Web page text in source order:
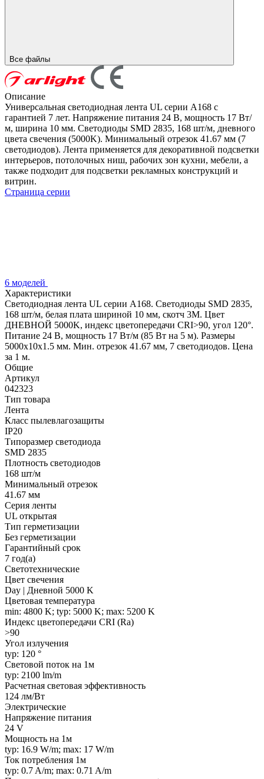
Все файлы
Описание
Универсальная светодиодная лента UL серии A168 с
гарантией 7 лет. Напряжение питания 24 В, мощность 17 Вт/
м, ширина 10 мм. Светодиоды SMD 2835, 168 шт/м, дневного
цвета свечения (5000K). Минимальный отрезок 41.67 мм (7
светодиодов). Лента применяется для декоративной подсветки
интерьеров, потолочных ниш, рабочих зон кухни, мебели, а
также подходит для подсветки рекламных конструкций и
витрин.
Страница серии
6 моделей
Характеристики
Светодиодная лента UL серии A168. Светодиоды SMD 2835,
168 шт/м, белая плата шириной 10 мм, скотч 3M. Цвет
ДНЕВНОЙ 5000K, индекс цветопередачи CRI>90, угол 120°.
Питание 24 В, мощность 17 Вт/м (85 Вт на 5 м). Размеры
5000x10x1.5 мм. Мин. отрезок 41.67 мм, 7 светодиодов. Цена
за 1 м.
Общие
Артикул
042323
Тип товара
Лента
Класс пылевлагозащиты
IP20
Типоразмер светодиода
SMD 2835
Плотность светодиодов
168 шт/м
Минимальный отрезок
41.67 мм
Серия ленты
UL открытая
Тип герметизации
Без герметизации
Гарантийный срок
7 год(а)
Светотехнические
Цвет свечения
Day | Дневной 5000 K
Цветовая температура
min: 4800 K; typ: 5000 K; max: 5200 K
Индекс цветопередачи CRI (Ra)
>90
Угол излучения
typ: 120 °
Световой поток на 1м
typ: 2100 lm/m
Расчетная световая эффективность
124 лм/Вт
Электрические
Напряжение питания
24 V
Мощность на 1м
typ: 16.9 W/m; max: 17 W/m
Ток потребления 1м
typ: 0.7 A/m; max: 0.71 A/m